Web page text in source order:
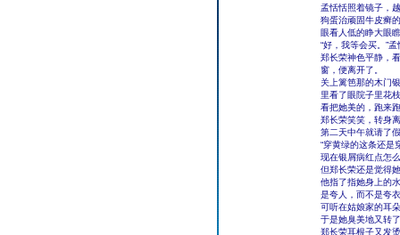
孟恬恬照着镜子，
狗蛋治顽固牛皮癣
眼看人低的睁大眼
“好，我等会买。”
郑长荣神色平静，
窗，便离开了。
关上篱笆那的木门
里看了眼院子里花
看把她美的，跑来
郑长荣笑笑，转身
第二天中午就请了
“穿黄绿的这条还是
现在银屑病红点怎
但郑长荣还是觉得
他指了指她身上的
是夸人，而不是夸
可听在姑娘家的耳
于是她臭美地又转
郑长荣耳根子又发